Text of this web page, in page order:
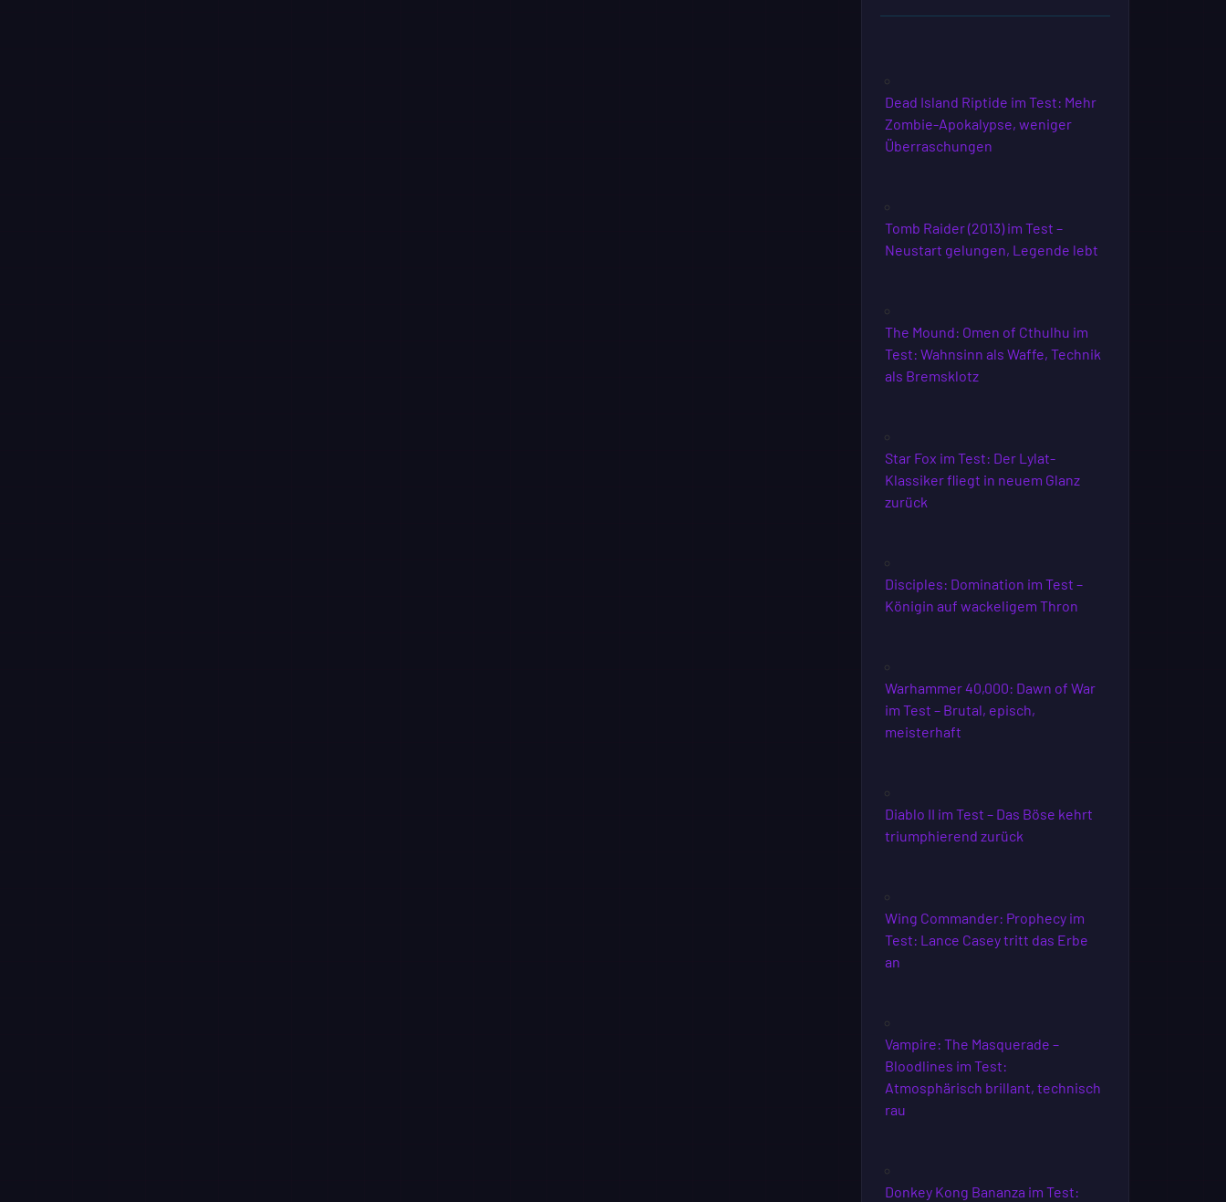
Dead Island Riptide im Test: Mehr
Zombie-Apokalypse, weniger
Überraschungen
Tomb Raider (2013) im Test –
Neustart gelungen, Legende lebt
The Mound: Omen of Cthulhu im
Test: Wahnsinn als Waffe, Technik
als Bremsklotz
Star Fox im Test: Der Lylat-
Klassiker fliegt in neuem Glanz
zurück
Disciples: Domination im Test –
Königin auf wackeligem Thron
Warhammer 40,000: Dawn of War
im Test – Brutal, episch,
meisterhaft
Diablo II im Test – Das Böse kehrt
triumphierend zurück
Wing Commander: Prophecy im
Test: Lance Casey tritt das Erbe
an
Vampire: The Masquerade –
Bloodlines im Test:
Atmosphärisch brillant, technisch
rau
Donkey Kong Bananza im Test: